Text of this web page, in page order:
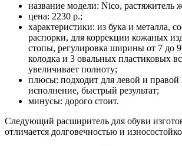
название модели: Nico, растяжитель
цена: 2230 р.;
характеристики: из бука и металла,
распорки, для коррекции кожаных
стопы, регулировка ширины от 7 до 9
колодка и 3 овальных пластиковых
увеличивает полноту;
плюсы: подходит для левой и правой
исполнение, быстрый результат;
минусы: дорого стоит.
Следующий расширитель для обуви
отличается долговечностью и